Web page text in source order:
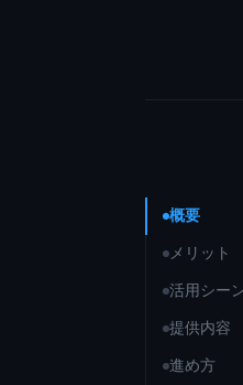
概要
メリット
活用シー
提供内容
進め方